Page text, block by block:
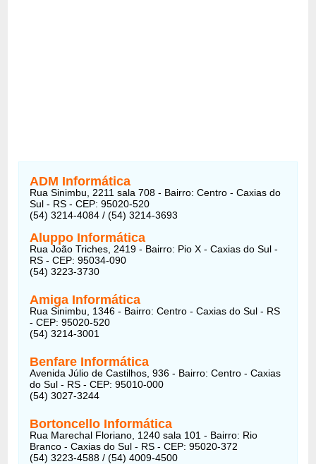
ADM Informática
Rua Sinimbu, 2211 sala 708 - Bairro: Centro - Caxias do
Sul - RS - CEP: 95020-520
(54) 3214-4084 / (54) 3214-3693
Aluppo Informática
Rua João Triches, 2419 - Bairro: Pio X - Caxias do Sul -
RS - CEP: 95034-090
(54) 3223-3730
Amiga Informática
Rua Sinimbu, 1346 - Bairro: Centro - Caxias do Sul - RS
- CEP: 95020-520
(54) 3214-3001
Benfare Informática
Avenida Júlio de Castilhos, 936 - Bairro: Centro - Caxias
do Sul - RS - CEP: 95010-000
(54) 3027-3244
Bortoncello Informática
Rua Marechal Floriano, 1240 sala 101 - Bairro: Rio
Branco - Caxias do Sul - RS - CEP: 95020-372
(54) 3223-4588 / (54) 4009-4500